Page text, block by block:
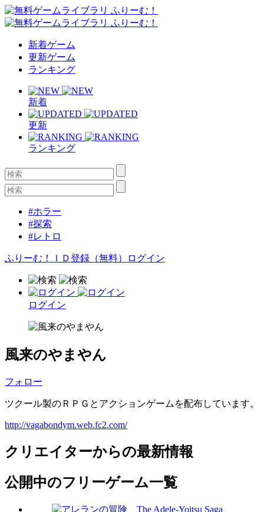
新着ゲーム
更新ゲーム
ランキング
新着
更新
ランキング
#ホラー
#探索
#レトロ
ふりーむ！ＩＤ登録（無料） ログイン
ログイン
風来のやまやん
フォロー
ツクール製のＲＰＧとアクションゲームを配布しています。
http://vagabondym.web.fc2.com/
クリエイターからの最新情報
公開中のフリーゲーム一覧